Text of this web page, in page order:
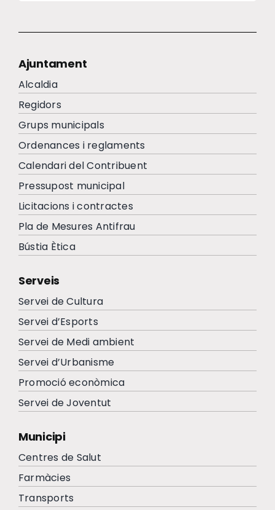
Ajuntament
Alcaldia
Regidors
Grups municipals
Ordenances i reglaments
Calendari del Contribuent
Pressupost municipal
Licitacions i contractes
Pla de Mesures Antifrau
Bústia Ètica
Serveis
Servei de Cultura
Servei d’Esports
Servei de Medi ambient
Servei d’Urbanisme
Promoció econòmica
Servei de Joventut
Municipi
Centres de Salut
Farmàcies
Transports